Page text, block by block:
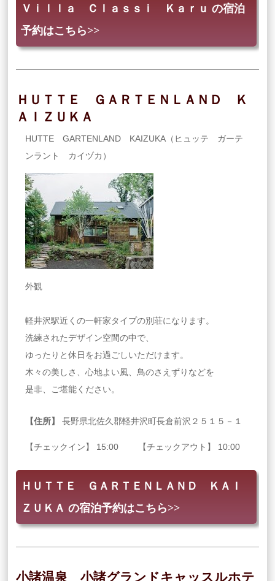
Ｖｉｌｌａ Ｃｌａｓｓｉ Ｋａｒｕ の宿泊
予約はこちら>>
ＨＵＴＴＥ ＧＡＲＴＥＮＬＡＮＤ Ｋ
ＡＩＺＵＫＡ
HUTTE GARTENLAND KAIZUKA（ヒュッテ ガーテ
ンラント カイヅカ）
外観
軽井沢駅近くの一軒家タイプの別荘になります。
洗練されたデザイン空間の中で、
ゆったりと休日をお過ごしいただけます。
木々の美しさ、心地よい風、鳥のさえずりなどを
是非、ご堪能ください。
【住所】 長野県北佐久郡軽井沢町長倉前沢２５１５－１
【チェックイン】 15:00 【チェックアウト】 10:00
ＨＵＴＴＥ ＧＡＲＴＥＮＬＡＮＤ ＫＡＩ
ＺＵＫＡ の宿泊予約はこちら>>
小諸温泉 小諸グランドキャッスルホテ